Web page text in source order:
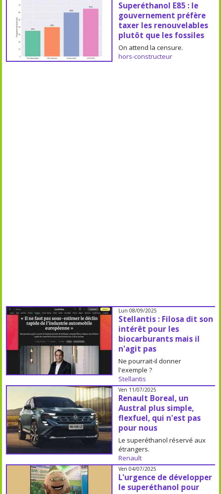
Superéthanol E85 : le
gouvernement préfère
taxer les renouvelables
plutôt que les fossiles
On attend la censure.
hors-constructeur
Lun 08/09/2025
Stellantis : Filosa dit son
intérêt pour les
biocarburants mais il
n'agit pas
Ne pourrait-il donner
l'exemple ?
Stellantis
Ven 11/07/2025
Renault Boreal, un
Austral plus simple,
flexfuel, qui n'est pas
pour nous
Le superéthanol réservé aux
étrangers.
Renault
Ven 04/07/2025
L'urgence de développer
le superéthanol pour